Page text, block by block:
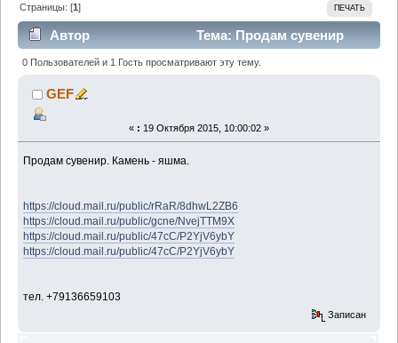
ПЕЧАТЬ
Страницы: [1]
Автор
Тема: Продам сувенир
(Прочитано 1362 раз)
0 Пользователей и 1 Гость просматривают эту тему.
GEF
« : 19 Октября 2015, 10:00:02 »
Продам сувенир. Камень - яшма.
https://cloud.mail.ru/public/rRaR/8dhwL2ZB6
https://cloud.mail.ru/public/gcne/NvejTTM9X
https://cloud.mail.ru/public/47cC/P2YjV6ybY
https://cloud.mail.ru/public/47cC/P2YjV6ybY
тел. +79136659103
Записан